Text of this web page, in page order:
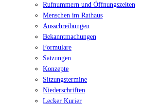
Rufnummern und Öffnungszeiten
Menschen im Rathaus
Ausschreibungen
Bekanntmachungen
Formulare
Satzungen
Konzepte
Sitzungstermine
Niederschriften
Lecker Kurier